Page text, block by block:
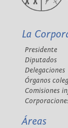
La
Presidente
Diputados
Delegaciones
Órganos
Comisiones
Áreas